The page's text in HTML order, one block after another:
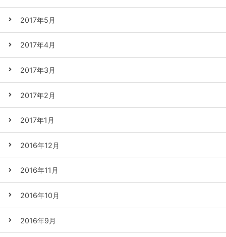
2017年5月
2017年4月
2017年3月
2017年2月
2017年1月
2016年12月
2016年11月
2016年10月
2016年9月